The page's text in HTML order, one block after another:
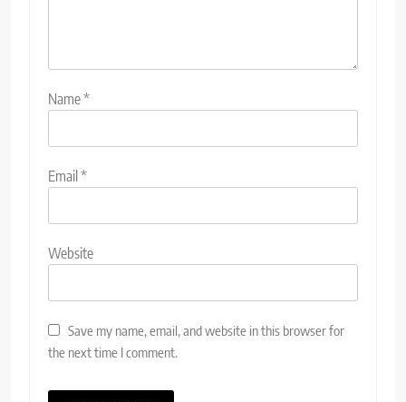
Name*
Email*
Website
Save my name, email, and website in this browser for
the next time I comment.